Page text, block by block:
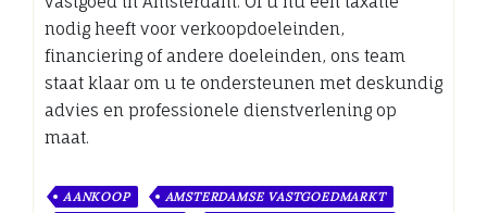
nodig heeft voor verkoopdoeleinden,
financiering of andere doeleinden, ons team
staat klaar om u te ondersteunen met deskundig
advies en professionele dienstverlening op
maat.
AANKOOP
AMSTERDAMSE VASTGOEDMARKT